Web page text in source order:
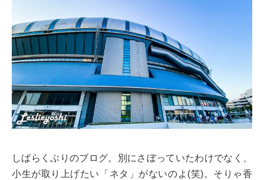
しばらくぶりのブログ。別にさぼっていたわけでなく、
小生が取り上げたい「ネタ」がないのよ(笑)。そりゃ香